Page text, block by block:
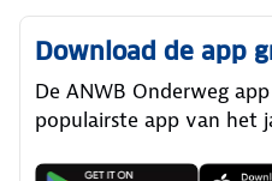
Download de app
De ANWB Onderweg
populairste app van het